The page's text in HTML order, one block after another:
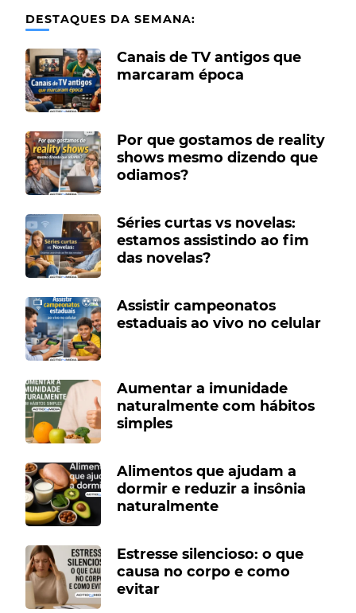
DESTAQUES DA SEMANA:
Canais de TV antigos que
marcaram época
Por que gostamos de reality
shows mesmo dizendo que
odiamos?
Séries curtas vs novelas:
estamos assistindo ao fim
das novelas?
Assistir campeonatos
estaduais ao vivo no celular
Aumentar a imunidade
naturalmente com hábitos
simples
Alimentos que ajudam a
dormir e reduzir a insônia
naturalmente
Estresse silencioso: o que
causa no corpo e como
evitar